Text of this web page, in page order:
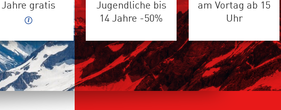
Jahre gratis
Jugendliche bis
14 Jahre -50%
am Vortag ab 15
Uhr